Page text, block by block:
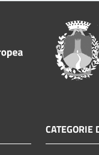
CATEGORIE